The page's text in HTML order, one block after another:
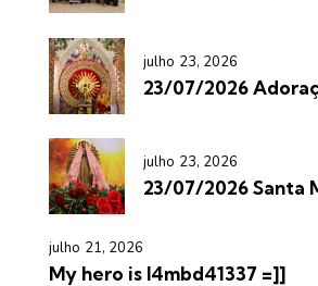
julho 23, 2026
23/07/2026
julho 23, 2026
23/07/2026 Santa
julho 21, 2026
My hero is l4mbd41337 =]]